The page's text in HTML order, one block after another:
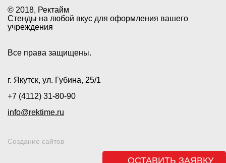
ОСТАВИТЬ ЗАЯВКУ
© 2018, Ректайм
Стенды на любой вкус для оформления вашего
учреждения
Все права защищены.
г. Якутск, ул. Губина, 25/1
+7 (4112) 31-80-90
info@rektime.ru
Создание сайтов